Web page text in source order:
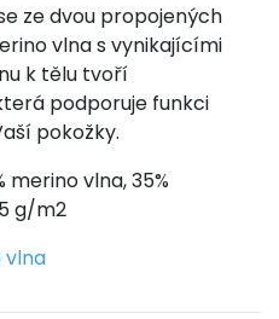
ze dvou propojených
vlna s vynikajícími
k tělu tvoří
podporuje funkci
pokožky.
merino vlna, 35%
g/m2
vlna